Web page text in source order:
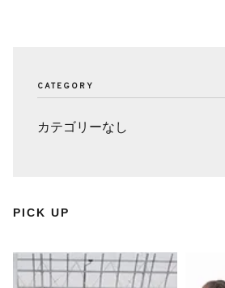
CATEGORY
カテゴリーなし
PICK UP